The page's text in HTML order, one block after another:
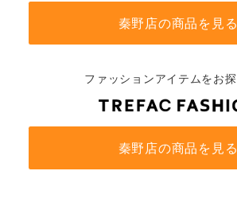
秦野店の商品を見る
ファッションアイテムをお
秦野店の商品を見る